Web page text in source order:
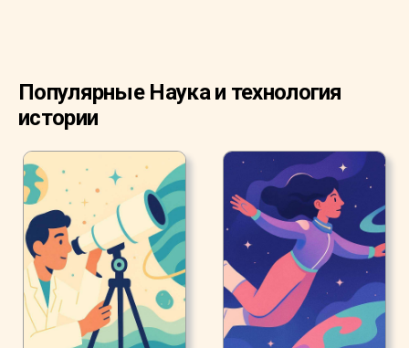
Популярные Наука и технология
истории